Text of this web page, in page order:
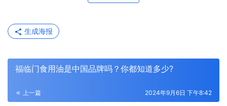
生成海报
福临门食用油是中国品牌吗？你都知道多少?
上一篇 2024年9月6日 下午8:42